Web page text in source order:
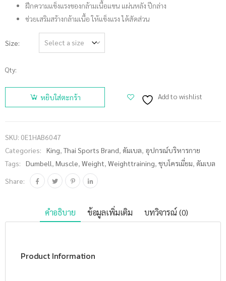
ฝึกความแข็งแรงของกล้ามเนื้อแขน แผ่นหลัง ปีกล่าง
ช่วยเสริมสร้างกล้ามเนื้อ ให้แข็งแรง ได้สัดส่วน
Size
Qty:
จำนวน
KING
ดัมเบลหก
หัวยาง
AB6047
ชิ้น
หยิบใส่ตะกร้า Add to wishlist
SKU: 0E1HAB6047
Categories:
King,Thai Sports Brand, ดัมเบล, อุปกรณ์บริหารกาย
Tags:
Dumbell, Muscle, Weight, Weighttraining, ชุบโครเมี่ยม, ดัมเบล
Share:
คำอธิบาย ข้อมูลเพิ่มเติม บทวิจารณ์ (0)
Product Information